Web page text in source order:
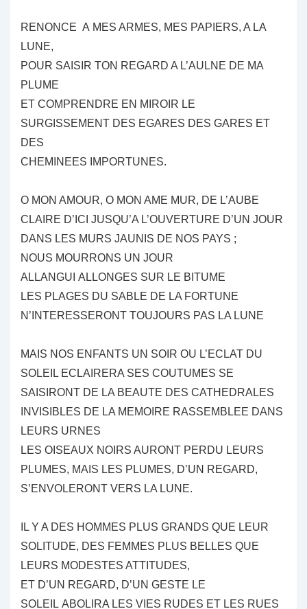
RENONCE A MES ARMES, MES PAPIERS, A LA
LUNE,
POUR SAISIR TON REGARD A L’AULNE DE MA
PLUME
ET COMPRENDRE EN MIROIR LE
SURGISSEMENT DES EGARES DES GARES ET
DES
CHEMINEES IMPORTUNES.
O MON AMOUR, O MON AME MUR, DE L’AUBE
CLAIRE D’ICI JUSQU’A L’OUVERTURE D’UN JOUR
DANS LES MURS JAUNIS DE NOS PAYS ;
NOUS MOURRONS UN JOUR
ALLANGUI ALLONGES SUR LE BITUME
LES PLAGES DU SABLE DE LA FORTUNE
N’INTERESSERONT TOUJOURS PAS LA LUNE
MAIS NOS ENFANTS UN SOIR OU L’ECLAT DU
SOLEIL ECLAIRERA SES COUTUMES SE
SAISIRONT DE LA BEAUTE DES CATHEDRALES
INVISIBLES DE LA MEMOIRE RASSEMBLEE DANS
LEURS URNES
LES OISEAUX NOIRS AURONT PERDU LEURS
PLUMES, MAIS LES PLUMES, D’UN REGARD,
S’ENVOLERONT VERS LA LUNE.
IL Y A DES HOMMES PLUS GRANDS QUE LEUR
SOLITUDE, DES FEMMES PLUS BELLES QUE
LEURS MODESTES ATTITUDES,
ET D’UN REGARD, D’UN GESTE LE
SOLEIL ABOLIRA LES VIES RUDES ET LES RUES